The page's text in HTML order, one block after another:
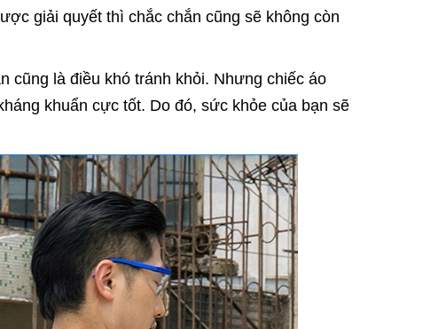
giải quyết thì chắc chắn cũng sẽ không còn
cũng là điều khó tránh khỏi. Nhưng chiếc áo
khuẩn cực tốt. Do đó, sức khỏe của bạn sẽ